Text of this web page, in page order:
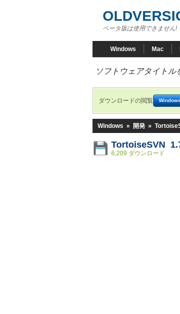
ベータ版は使用できません!
Windows Mac
ソフトウェアタイトル
ダウンロードの閲覧
Windows » 開発 »
TortoiseSVN
6,209 ダウンロード